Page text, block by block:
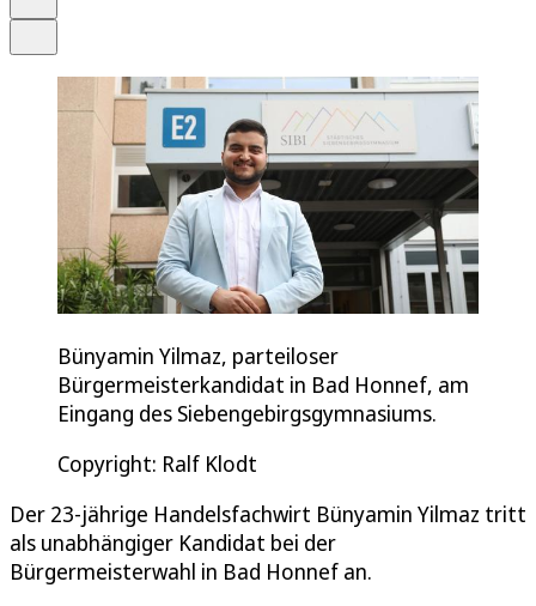
Bünyamin Yilmaz, parteiloser
Bürgermeisterkandidat in Bad Honnef, am
Eingang des Siebengebirgsgymnasiums.
Copyright: Ralf Klodt
Der 23-jährige Handelsfachwirt Bünyamin Yilmaz tritt
als unabhängiger Kandidat bei der
Bürgermeisterwahl in Bad Honnef an.